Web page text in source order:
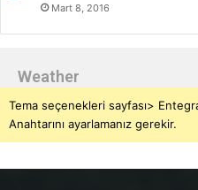
Mart 8, 2016
Weather
Tema seçenekleri sayfası>
Anahtarını ayarlamanız gerekir.